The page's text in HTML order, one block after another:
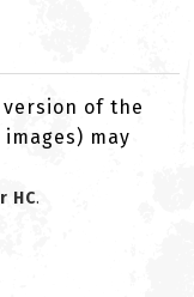
of the
may
HC.